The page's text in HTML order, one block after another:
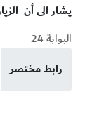
يشار الى أن
البوابة 24
رابط مختصر